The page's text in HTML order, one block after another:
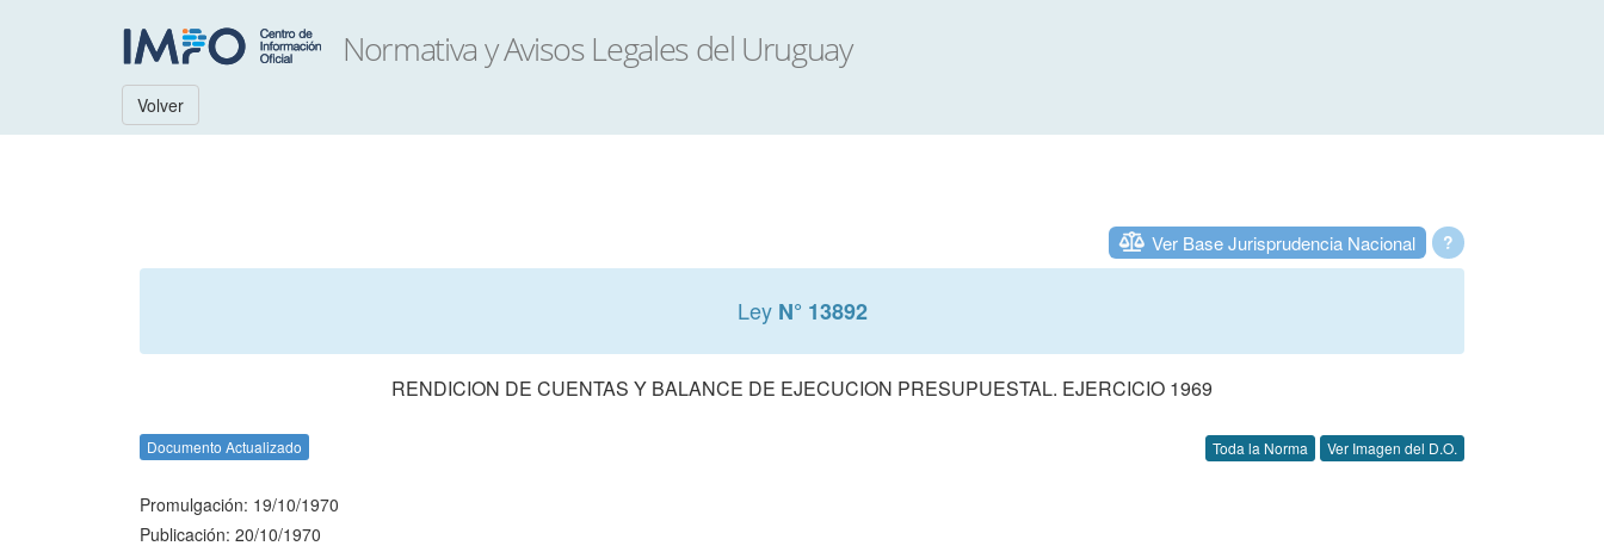
Volver
?
Ver Base Jurisprudencia Nacional
Ley N° 13892
RENDICION DE CUENTAS Y BALANCE DE EJECUCION PRESUPUESTAL. EJERCICIO 1969
Documento Actualizado Toda la Norma Ver Imagen del D.O.
Promulgación: 19/10/1970
Publicación: 20/10/1970